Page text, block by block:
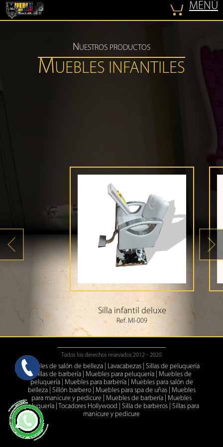
MENÚ
NUESTROS PRODUCTOS
MUEBLES INFANTILES
Silla infantil deluxe
Ref. MI-009
Todos los derechos resevados 2012 - 2020
Muebles de salón de belleza| Lavacabezas| Sillas de peluquería
| Sillas de barbería Muebles para peluquería
Muebles de
peluquería| Muebles para barbería| Muebles para salón de
belleza| Sillón barbero| Muebles para spa de uñas| Muebles
para manicure y pedicure
Muebles de barbería
Muebles
peluquería| Tocadores Hollywood Silla de barberos| Sillas para
manicure y pedicure